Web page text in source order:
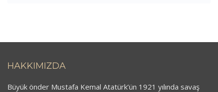
HAKKIMIZDA
Büyük önder Mustafa Kemal Atatürk’ün 1921 yılında savaş